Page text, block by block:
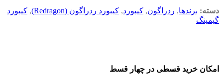
دسته: برندها, ردراگون, کیبورد, کیبورد ردراگون (Redragon) , کیبورد
گیمینگ
امکان خرید قسطی در چهار قسط